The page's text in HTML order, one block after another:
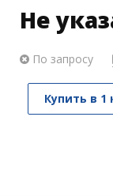
Не
По запросу
Купить в 1